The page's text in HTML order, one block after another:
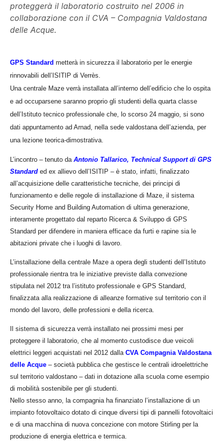
proteggerà il laboratorio costruito nel 2006 in
collaborazione con il CVA – Compagnia Valdostana
delle Acque.
GPS Standard metterà in sicurezza il laboratorio per le energie
rinnovabili dell’ISITIP di Verrès.
Una centrale Maze verrà installata all’interno dell’edificio che lo ospita
e ad occuparsene saranno proprio gli studenti della quarta classe
dell’Istituto tecnico professionale che, lo scorso 24 maggio, si sono
dati appuntamento ad Arnad, nella sede valdostana dell’azienda, per
una lezione teorica-dimostrativa.
L’incontro – tenuto da Antonio Tallarico, Technical Support di GPS
Standard ed ex allievo dell’ISITIP – è stato, infatti, finalizzato
all’acquisizione delle caratteristiche tecniche, dei principi di
funzionamento e delle regole di installazione di Maze, il sistema
Security Home and Building Automation di ultima generazione,
interamente progettato dal reparto Ricerca & Sviluppo di GPS
Standard per difendere in maniera efficace da furti e rapine sia le
abitazioni private che i luoghi di lavoro.
L’installazione della centrale Maze a opera degli studenti dell’Istituto
professionale rientra tra le iniziative previste dalla convezione
stipulata nel 2012 tra l’istituto professionale e GPS Standard,
finalizzata alla realizzazione di alleanze formative sul territorio con il
mondo del lavoro, delle professioni e della ricerca.
Il sistema di sicurezza verrà installato nei prossimi mesi per
proteggere il laboratorio, che al momento custodisce due veicoli
elettrici leggeri acquistati nel 2012 dalla CVA Compagnia Valdostana
delle Acque – società pubblica che gestisce le centrali idroelettriche
sul territorio valdostano – dati in dotazione alla scuola come esempio
di mobilità sostenibile per gli studenti.
Nello stesso anno, la compagnia ha finanziato l’installazione di un
impianto fotovoltaico dotato di cinque diversi tipi di pannelli fotovoltaici
e di una macchina di nuova concezione con motore Stirling per la
produzione di energia elettrica e termica.